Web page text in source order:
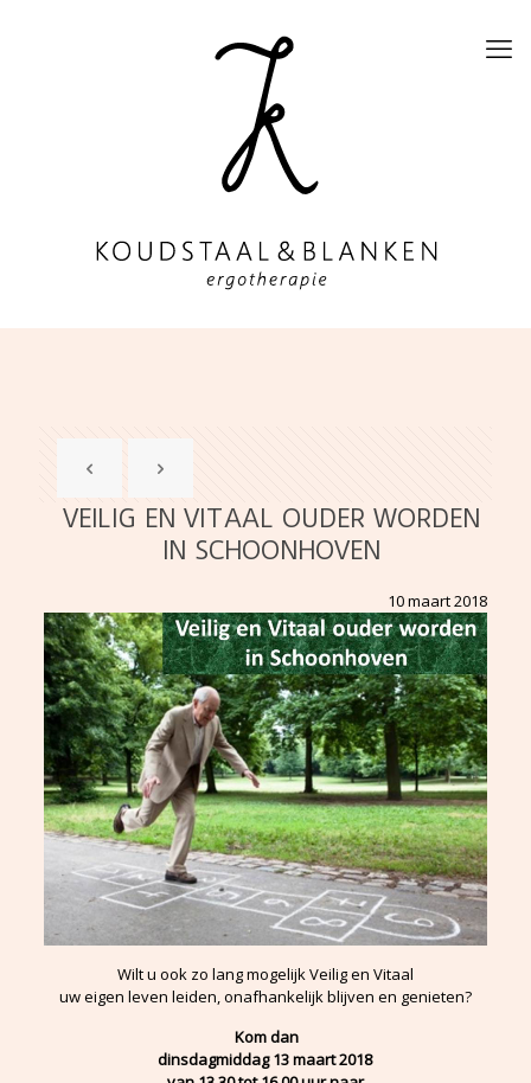
VEILIG EN VITAAL OUDER WORDEN
IN SCHOONHOVEN
10 maart 2018
Wilt u ook zo lang mogelijk Veilig en Vitaal
uw eigen leven leiden, onafhankelijk blijven en genieten?
Kom dan
dinsdagmiddag 13 maart 2018